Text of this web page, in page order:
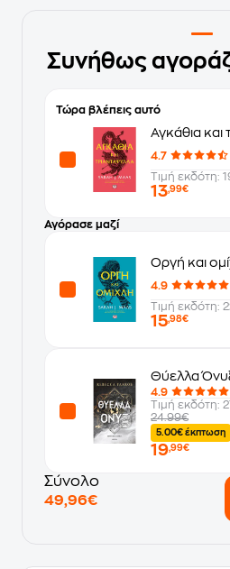
Συνήθως
Τώρα βλέπεις αυτό
Αγκάθια και
4.7
Τιμή εκδότη:
13,99€
Αγόρασε μαζί
Οργή και
4.9
Τιμή εκδότη:
15,98€
Θύελλα
4.9
Τιμή εκδότη:
24.99€
5.00€ έκπτωση
19,99€
Σύνολο
49,96€